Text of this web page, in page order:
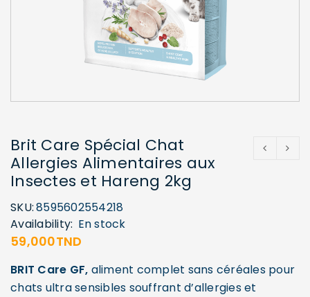
Brit Care Spécial Chat
Allergies Alimentaires aux
Insectes et Hareng 2kg
SKU:8595602554218
Availability: En stock
59,000TND
BRIT Care GF, aliment complet sans céréales pour
chats ultra sensibles souffrant d’allergies et